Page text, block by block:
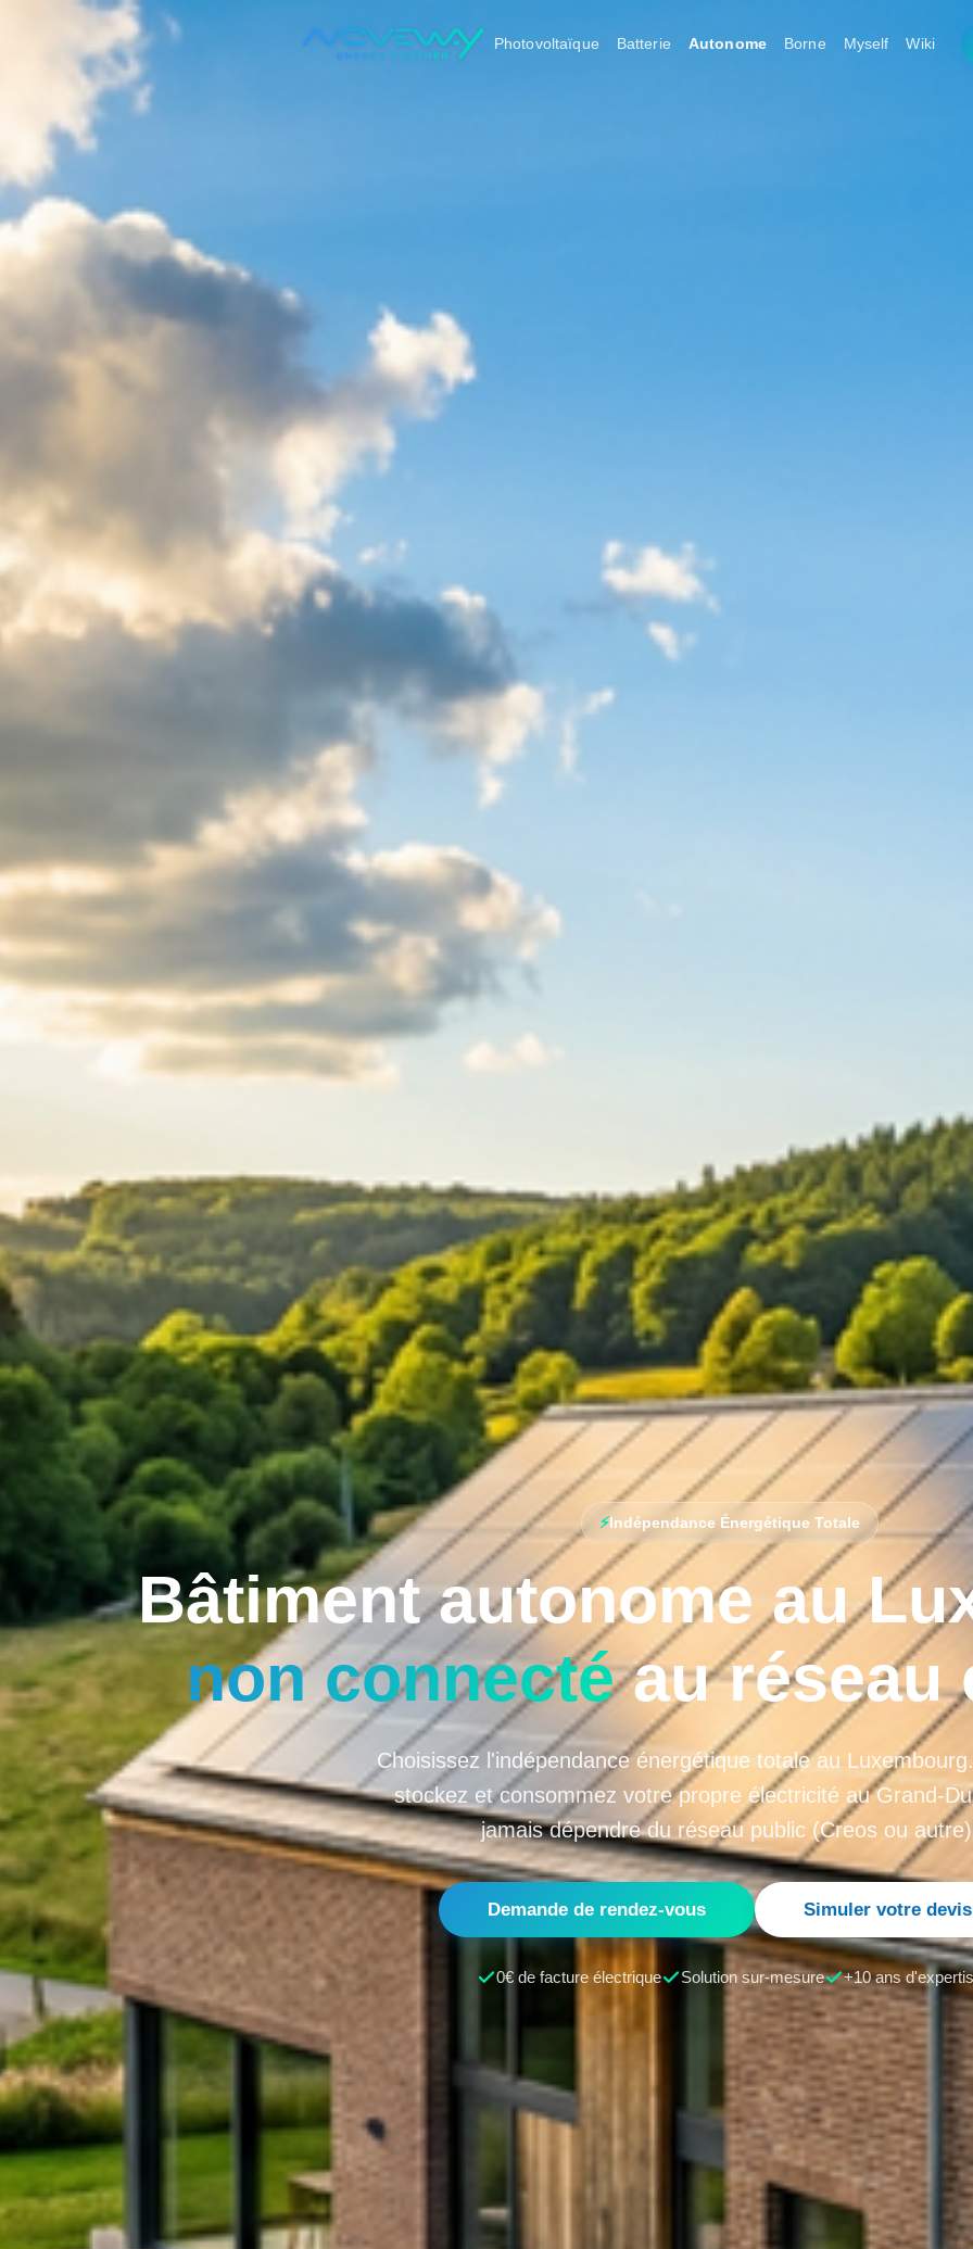
Photovoltaïque Batterie Autonome Borne Myself Wiki
⚡Indépendance Énergétique Totale
Bâtiment autonome au
non connectéau réseau
Choisissez l'indépendance énergétique totale au
stockez et consommez votre propre électricité au Grand-
jamais dépendre du réseau public (Creos ou
Demande de rendez-vous Simuler votre devis
0€ de facture électrique Solution sur-mesure +10 ans